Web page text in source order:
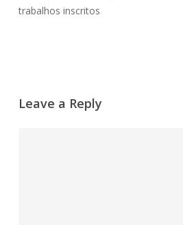
trabalhos inscritos
Leave a Reply